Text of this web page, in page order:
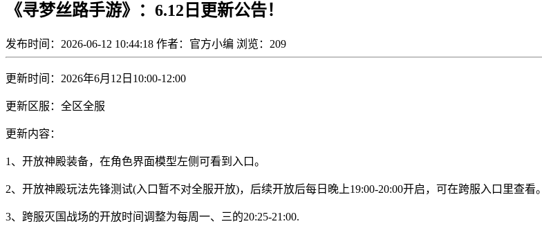
《寻梦丝路手游》：6.12日更新公告！
发布时间：2026-06-12 10:44:18 作者：官方小编 浏览： 209
更新时间：2026年6月12日10:00-12:00
更新区服：全区全服
更新内容：
1、开放神殿装备，在角色界面模型左侧可看到入口。
2、开放神殿玩法先锋测试(入口暂不对全服开放)，后续开放后每日晚上19:00-20:00开启，可在跨服入口里查看。
3、跨服灭国战场的开放时间调整为每周一、三的20:25-21:00.